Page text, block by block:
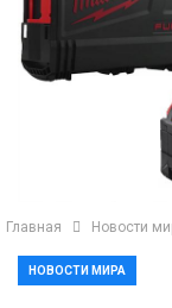
Главная Новости
НОВОСТИ МИРА